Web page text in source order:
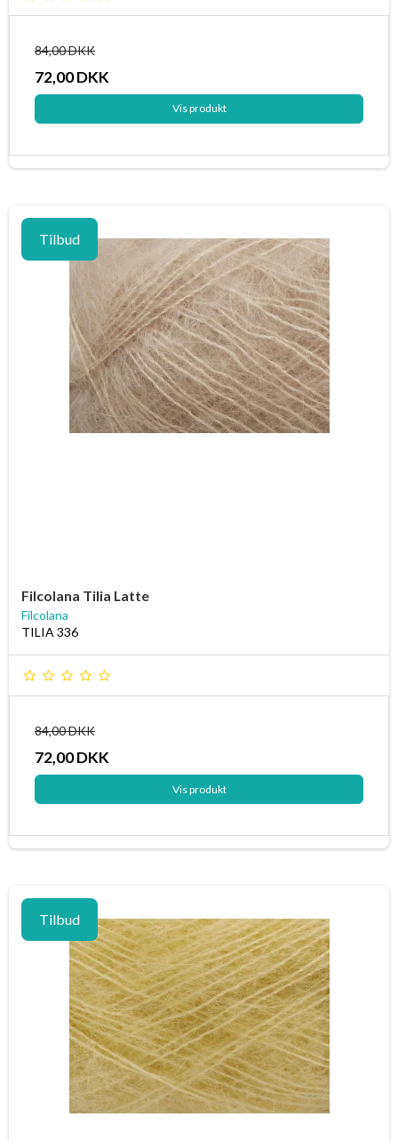
84,00 DKK
72,00 DKK
Vis produkt
Tilbud
Filcolana Tilia Latte
Filcolana
TILIA 336
84,00 DKK
72,00 DKK
Vis produkt
Tilbud